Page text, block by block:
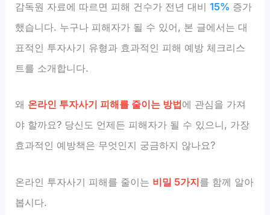
감독원 자료에 따르면 피해 건수가 전년 대비15% 증가
했습니다. 누구나 피해자가 될 수 있어, 본 글에서는 대
표적인 투자사기 유형과 효과적인 피해 예방 체크리스
트를 소개합니다.
왜 온라인 투자사기 피해를 줄이는 방법에 관심을 가져
야 할까요? 당신도 언제든 피해자가 될 수 있으니, 가장
효과적인 예방책은 무엇인지 궁금하지 않나요?
온라인 투자사기 피해를 줄이는 비밀 5가지를 함께 알아
봅시다.